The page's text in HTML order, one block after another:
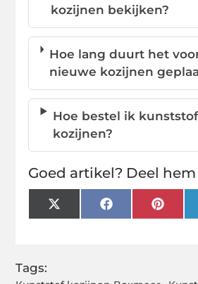
kozijnen bekijken?
Hoe lang duurt het
nieuwe kozijnen
Hoe bestel ik kunststof
kozijnen?
Goed artikel? Deel
X
(Twitter)
Facebook
Tags: